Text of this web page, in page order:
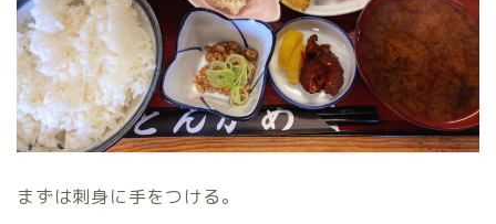
まずは刺身に手をつける。